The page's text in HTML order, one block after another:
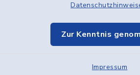
Zur Kenntnis
Impressum
Elektronische
Sitemap